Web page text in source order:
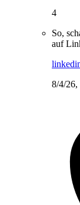
4
So,
auf
8/4/